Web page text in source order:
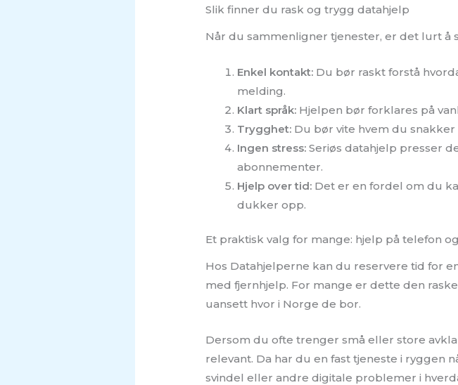
Slik finner du rask og trygg datahjelp
Når du sammenligner tjenester, er det lurt å
Enkel kontakt: Du bør raskt forstå
melding.
Klart språk: Hjelpen bør forklares på
Trygghet: Du bør vite hvem du
Ingen stress: Seriøs datahjelp presser
abonnementer.
Hjelp over tid: Det er en fordel om du
dukker opp.
Et praktisk valg for mange: hjelp på telefon
Hos Datahjelperne kan du reservere tid for
med fjernhjelp. For mange er dette den
uansett hvor i Norge de bor.
Dersom du ofte trenger små eller store
relevant. Da har du en fast tjeneste i ryggen
svindel eller andre digitale problemer i